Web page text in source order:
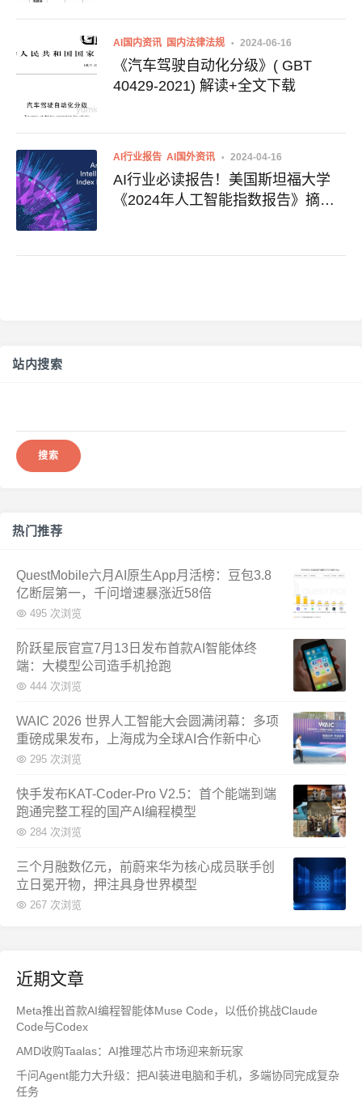
AI国内资讯 国内法律法规 2024-06-16
《汽车驾驶自动化分级》( GBT
40429-2021) 解读+全文下载
AI行业报告 AI国外资讯 2024-04-16
AI行业必读报告！美国斯坦福大学
《2024年人工智能指数报告》摘要
站内搜索
热门推荐
QuestMobile六月AI原生App月活榜：豆包3.8
亿断层第一，千问增速暴涨近58倍
495 次浏览
阶跃星辰官宣7月13日发布首款AI智能体终
端：大模型公司造手机抢跑
444 次浏览
WAIC 2026 世界人工智能大会圆满闭幕：多项
重磅成果发布，上海成为全球AI合作新中心
295 次浏览
快手发布KAT-Coder-Pro V2.5：首个能端到端
跑通完整工程的国产AI编程模型
284 次浏览
三个月融数亿元，前蔚来华为核心成员联手创
立日冕开物，押注具身世界模型
267 次浏览
近期文章
Meta推出首款AI编程智能体Muse Code，以低价挑战Claude
Code与Codex
AMD收购Taalas：AI推理芯片市场迎来新玩家
千问Agent能力大升级：把AI装进电脑和手机，多端协同完成复杂
任务